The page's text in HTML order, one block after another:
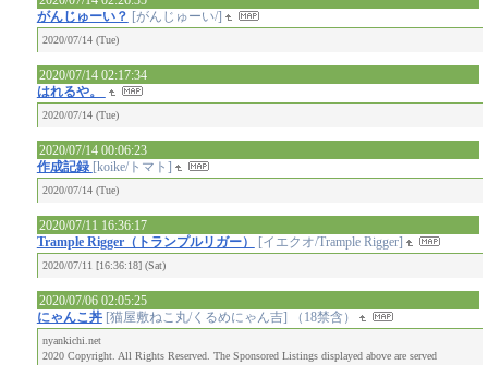
がんじゅーい？ [がんじゅーい/]
2020/07/14 (Tue)
2020/07/14 02:17:34
はれるや。
2020/07/14 (Tue)
2020/07/14 00:06:23
作成記録 [koike/トマト]
2020/07/14 (Tue)
2020/07/11 16:36:17
Trample Rigger（トランプルリガー）
[イエクオ/Trample Rigger]
2020/07/11 [16:36:18] (Sat)
2020/07/06 02:05:25
にゃんこ丼 [猫屋敷ねこ丸/くるめにゃん吉] （18禁含）
nyankichi.net
2020 Copyright. All Rights Reserved. The Sponsored Listings displayed above are served